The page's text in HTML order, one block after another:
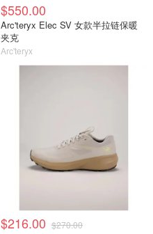
$550.00
Arc'teryx Elec SV 女款半拉链保暖
夹克
Arc'teryx
$216.00 $270.00